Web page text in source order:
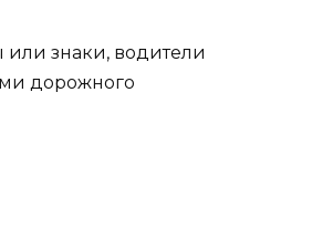
или знаки, водители
дорожного